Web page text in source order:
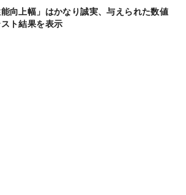
向上幅」はかなり誠実、与えられた数値
ト結果を表示